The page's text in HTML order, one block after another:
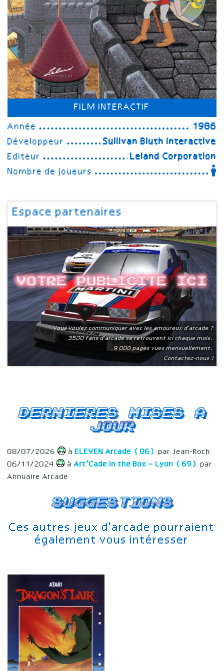
FILM INTERACTIF
Année
1986
Développeur
Sullivan Bluth Interactive
Editeur
Leland Corporation
Nombre de joueurs
Espace partenaires
Votre publicite ici
Vous voulez communiquer avec les amoureux d'arcade ?
3500 fans d'arcade se retrouvent ici chaque mois.
9 000 pages vues mensuellement.
Contactez-nous !
Suggestions
Ces autres jeux d'arcade pourraient
également vous intéresser
Dernieres mises a
jour
08/07/2026 à ELEVEN Arcade (06)
par Jean-Roch
06/11/2024
à Art’Cade in the Box – Lyon (69)
par
Annuaire Arcade